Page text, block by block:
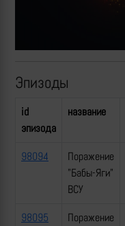
Эпизоды
id
эпизода
название
98094
Поражение
"Бабы-Яги"
ВСУ
98095
Поражение